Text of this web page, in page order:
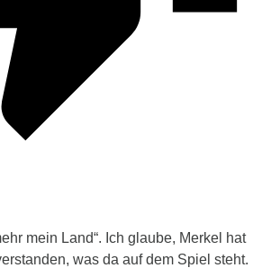
mein Land“. Ich glaube, Merkel hat
was da auf dem Spiel steht.